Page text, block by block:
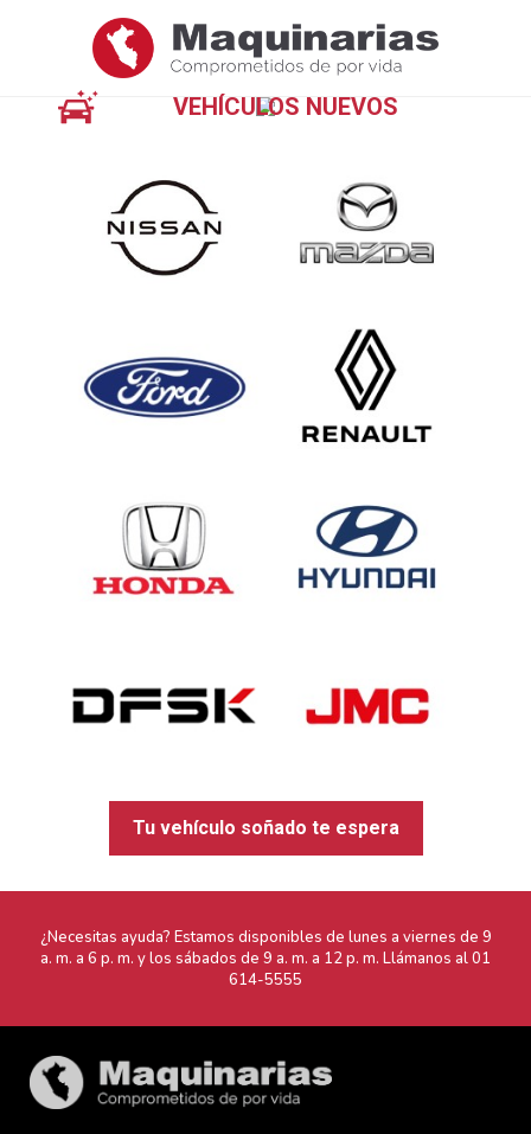
VEHÍCULOS NUEVOS
Tu vehículo soñado te espera
¿Necesitas ayuda? Estamos disponibles de lunes a viernes de 9
a. m. a 6 p. m. y los sábados de 9 a. m. a 12 p. m. Llámanos al01
614-5555